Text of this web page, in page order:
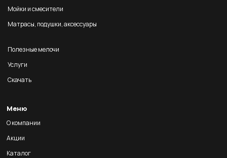
Мойки и смесители
Матрасы, подушки, аксессуары
Полезные мелочи
Услуги
Скачать
Меню
О компании
Акции
Каталог